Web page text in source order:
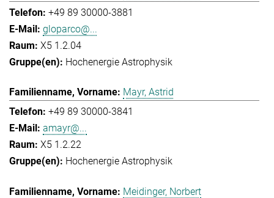
+49 89 30000-3881
gloparco@...
X5 1.2.04
Hochenergie Astrophysik
Mayr, Astrid
+49 89 30000-3841
amayr@...
X5 1.2.22
Hochenergie Astrophysik
Meidinger, Norbert